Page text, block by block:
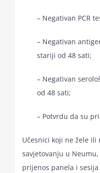
– Negativan PCR
– Negativan
stariji od 48 sati;
– Negativan
od 48 sati;
– Potvrdu da su
Učesnici koji ne žele
savjetovanju u
prijenos panela i